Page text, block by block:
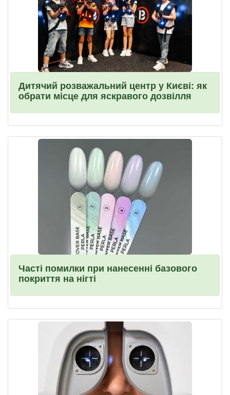
Дитячий розважальний центр у Києві: як
обрати місце для яскравого дозвілля
Часті помилки при нанесенні базового
покриття на нігті